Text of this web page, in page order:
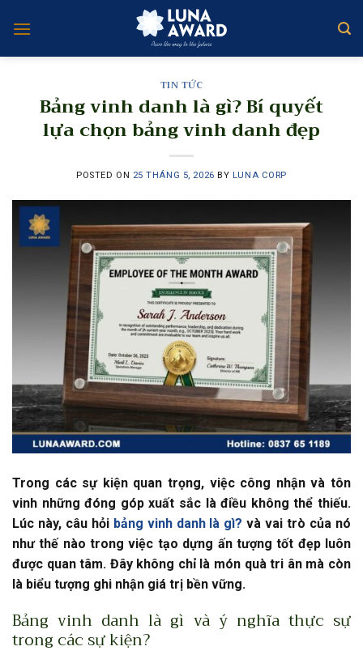
TIN TỨC
Bảng vinh danh là gì? Bí quyết
lựa chọn bảng vinh danh đẹp
POSTED ON 25 THÁNG 5, 2026 BY LUNA CORP
Trong các sự kiện quan trọng, việc công nhận và tôn
vinh những đóng góp xuất sắc là điều không thể thiếu.
Lúc này, câu hỏi bảng vinh danh là gì? và vai trò của nó
như thế nào trong việc tạo dựng ấn tượng tốt đẹp luôn
được quan tâm. Đây không chỉ là món quà tri ân mà còn
là biểu tượng ghi nhận giá trị bền vững.
Bảng vinh danh là gì và ý nghĩa thực sự
trong các sự kiện?